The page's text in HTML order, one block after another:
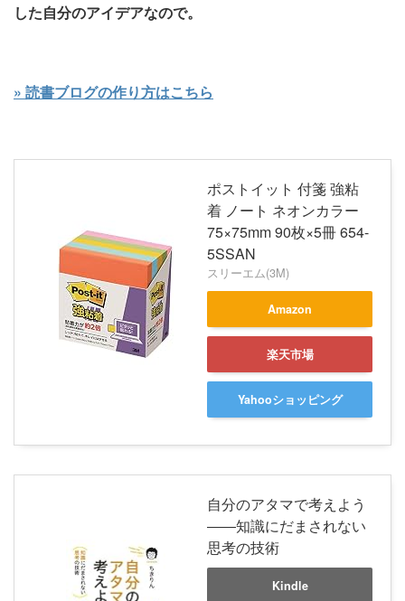
した自分のアイデアなので。
» 読書ブログの作り方はこちら
ポストイット 付箋 強粘
着 ノート ネオンカラー
75×75mm 90枚×5冊 654-
5SSAN
スリーエム(3M)
Amazon
楽天市場
Yahooショッピング
自分のアタマで考えよう
――知識にだまされない
思考の技術
Kindle